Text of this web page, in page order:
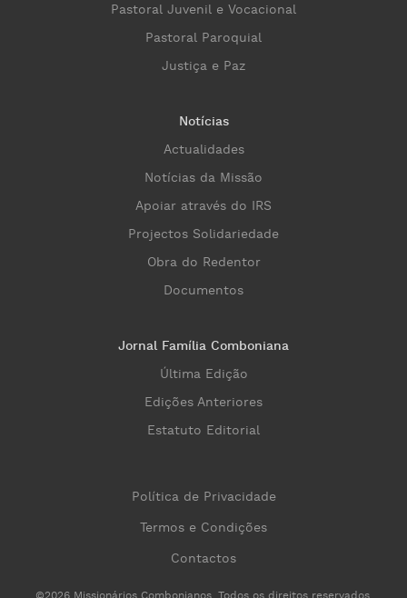
Pastoral Juvenil e Vocacional
Pastoral Paroquial
Justiça e Paz
Notícias
Actualidades
Notícias da Missão
Apoiar através do IRS
Projectos Solidariedade
Obra do Redentor
Documentos
Jornal Família Comboniana
Última Edição
Edições Anteriores
Estatuto Editorial
Política de Privacidade
Termos e Condições
Contactos